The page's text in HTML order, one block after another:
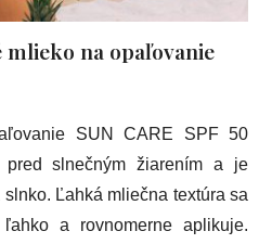
na opaľovanie
SUN CARE SPF 50
pred slnečným žiarením a je
Ľahká mliečna textúra sa
a rovnomerne aplikuje.